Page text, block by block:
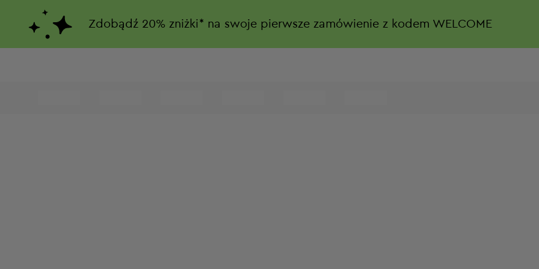
Zdobądź 20% zniżki* na swoje pierwsze zamówienie z kodem WELCOME